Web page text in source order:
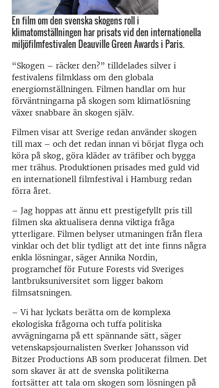
En film om den svenska skogens roll i
klimatomställningen har prisats vid den internationella
miljöfilmfestivalen Deauville Green Awards i Paris.
“Skogen ­­– räcker den?” tilldelades silver i
festivalens filmklass om den globala
energiomställningen. Filmen handlar om hur
förväntningarna på skogen som klimatlösning
växer snabbare än skogen själv.
Filmen visar att Sverige redan använder skogen
till max – och det redan innan vi börjat flyga och
köra på skog, göra kläder av träfiber och bygga
mer trähus. Produktionen prisades med guld vid
en internationell filmfestival i Hamburg redan
förra året.
– Jag hoppas att ännu ett prestigefyllt pris till
filmen ska aktualisera denna viktiga fråga
ytterligare. Filmen belyser utmaningen från flera
vinklar och det blir tydligt att det inte finns några
enkla lösningar, säger Annika Nordin,
programchef för Future Forests vid Sveriges
lantbruksuniversitet som ligger bakom
filmsatsningen.
– Vi har lyckats berätta om de komplexa
ekologiska frågorna och tuffa politiska
avvägningarna på ett spännande sätt, säger
vetenskapsjournalisten Sverker Johansson vid
Bitzer Productions AB som producerat filmen. Det
som skaver är att de svenska politikerna
fortsätter att tala om skogen som lösningen på